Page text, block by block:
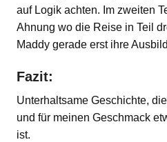
auf Logik achten. Im zweiten
Ahnung wo die Reise in Teil
Maddy gerade erst ihre
Fazit:
Unterhaltsame Geschichte,
und für meinen Geschmack
ist.